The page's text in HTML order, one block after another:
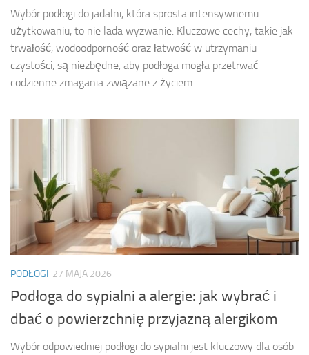
Wybór podłogi do jadalni, która sprosta intensywnemu
użytkowaniu, to nie lada wyzwanie. Kluczowe cechy, takie jak
trwałość, wodoodporność oraz łatwość w utrzymaniu
czystości, są niezbędne, aby podłoga mogła przetrwać
codzienne zmagania związane z życiem...
PODŁOGI 27 MAJA 2026
Podłoga do sypialni a alergie: jak wybrać i
dbać o powierzchnię przyjazną alergikom
Wybór odpowiedniej podłogi do sypialni jest kluczowy dla osób